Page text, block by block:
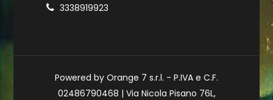
3338919923
Powered by Orange 7 s.r.l. - P.IVA e C.F.
02486790468 | Via Nicola Pisano 76L,